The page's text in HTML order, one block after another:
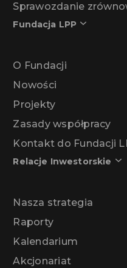
Sprawozdanie
Fundacja LPP
O Fundacji
Nowości
Projekty
Zasady współpracy
Kontakt do Fundacji
Relacje Inwestorskie
Nasza strategia
Raporty
Kalendarium
Akcjonariat